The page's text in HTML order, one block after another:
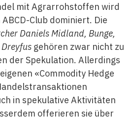
mit Agrarrohstoffen wird
Club dominiert. Die
Daniels Midland, Bunge,
gehören zwar nicht zu
der Spekulation. Allerdings
«Commodity Hedge
in spekulative Aktivitäten
offerieren sie über